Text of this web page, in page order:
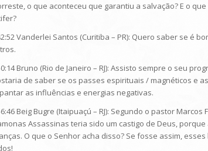
o que aconteceu que garantiu a salvação? E o
Vanderlei Santos (Curitiba – PR): Quero saber se é
Bruno (Rio de Janeiro – RJ): Assisto sempre o seu
de saber se os passes espirituais / magnéticos e
as influências e energias negativas.
Beig Bugre (Itaipuaçú – RJ): Segundo o pastor
Assassinas teria sido um castigo de Deus,
O que o Senhor acha disso? Se fosse assim,